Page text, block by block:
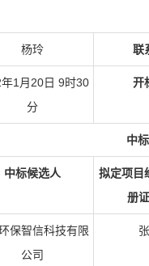
杨玲 联
1月20日 9时30
分
开
中
中标候选人
拟定项目
册
保智信科技有限
公司